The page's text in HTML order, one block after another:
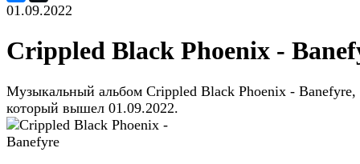
01.09.2022
Crippled Black Phoenix -
Музыкальный альбом Crippled Black Phoenix - Banefyre,
который вышел 01.09.2022.